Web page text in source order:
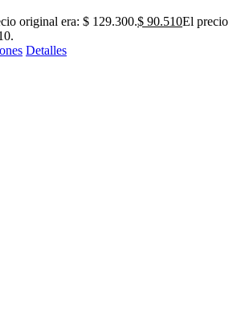
original era: $ 129.300.$ 90.510El precio
Detalles